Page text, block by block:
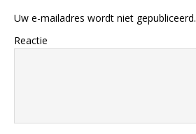
Uw e-mailadres wordt niet gepubliceerd.
Reactie